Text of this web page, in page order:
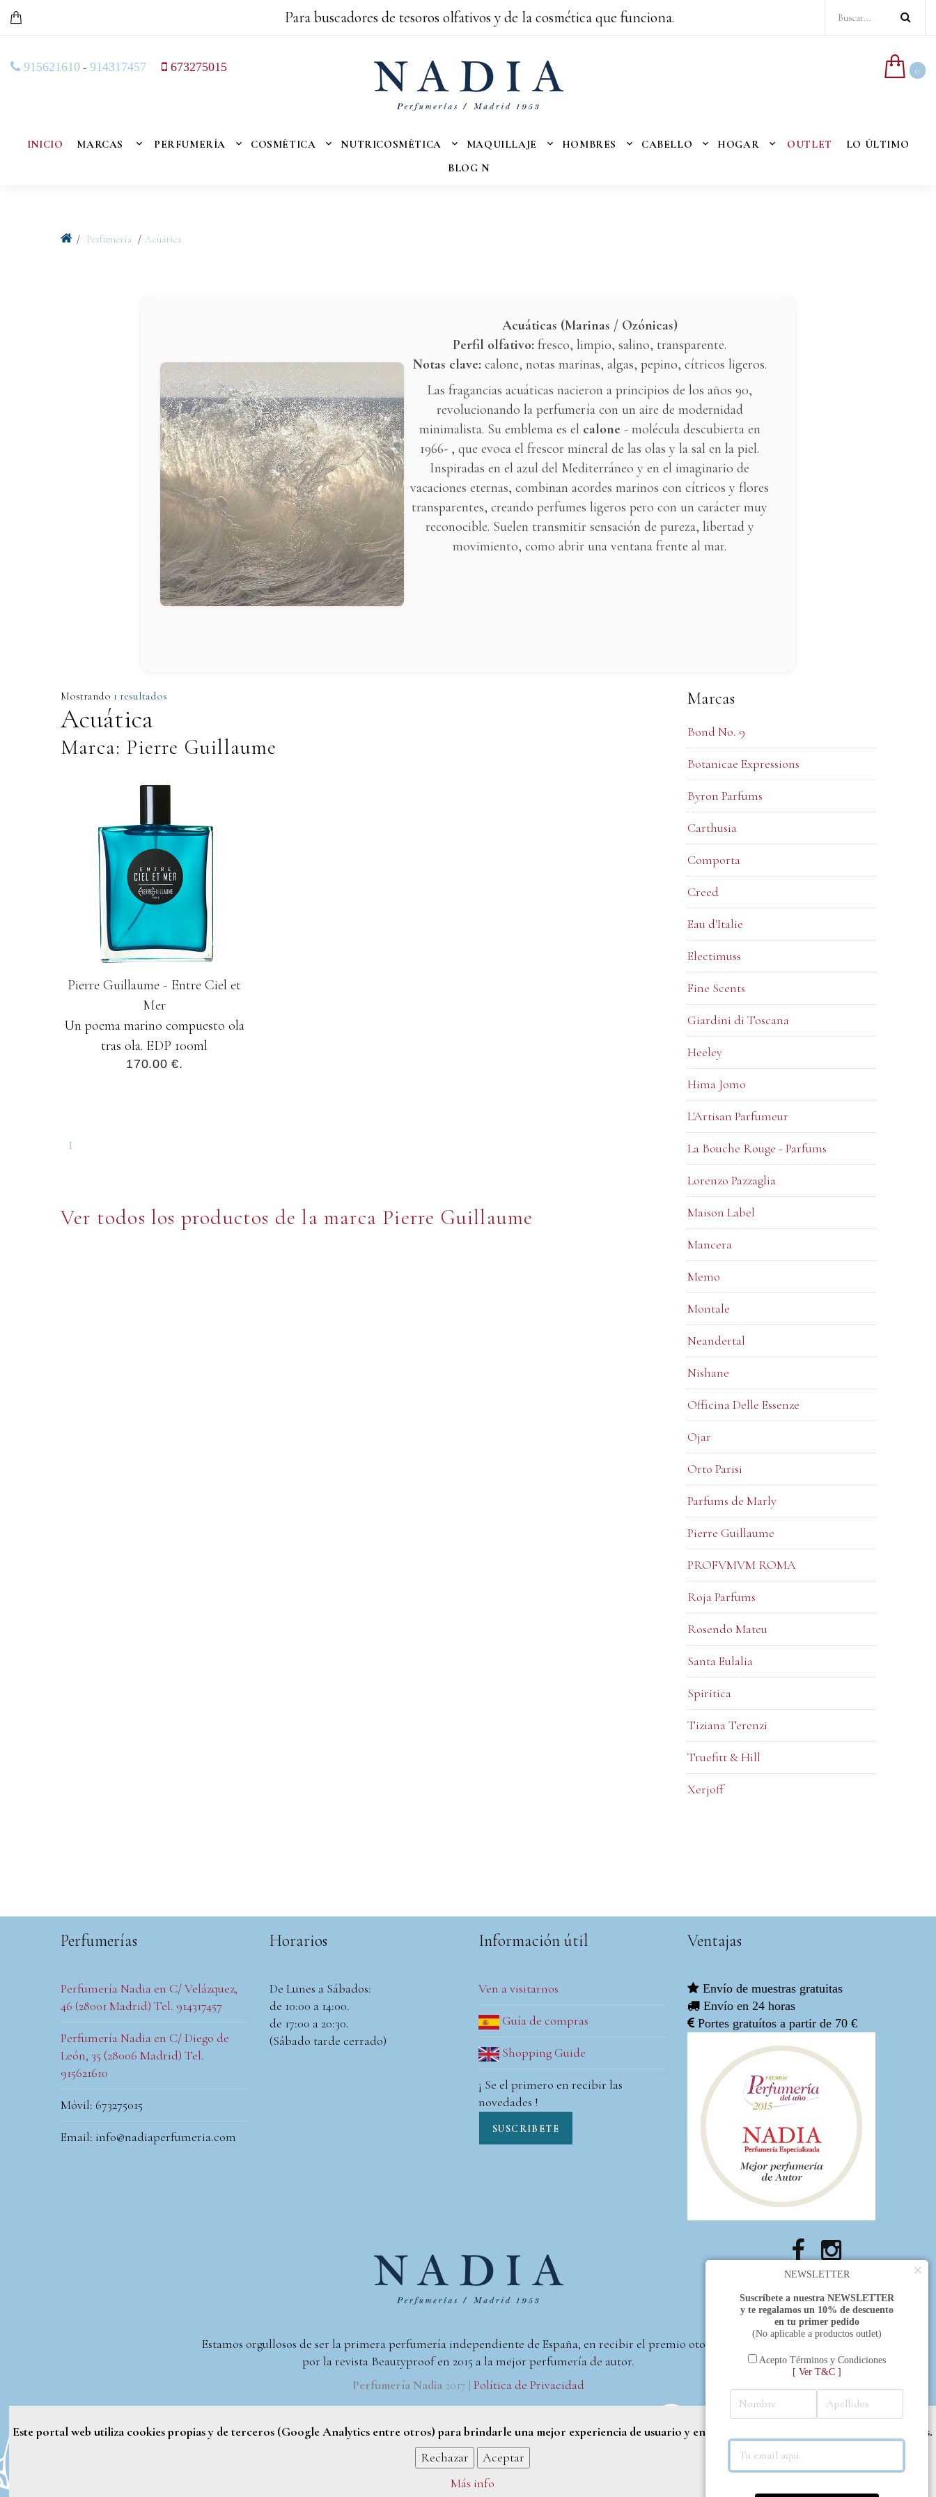
Para buscadores de tesoros olfativos y de la cosmética que funciona.
915621610 - 914317457 673275015 0
INICIO MARCAS PERFUMERÍA COSMÉTICA NUTRICOSMÉTICA MAQUILLAJE HOMBRES CABELLO HOGAR OUTLET
LO ÚLTIMO
BLOG N
Perfumeria Acuática
Acuáticas (Marinas / Ozónicas)
Perfil olfativo: fresco, limpio, salino, transparente.
Notas clave: calone, notas marinas, algas, pepino, cítricos ligeros.
Las fragancias acuáticas nacieron a principios de los años 90,
revolucionando la perfumería con un aire de modernidad
minimalista. Su emblema es el calone - molécula descubierta en
1966- , que evoca el frescor mineral de las olas y la sal en la piel.
Inspiradas en el azul del Mediterráneo y en el imaginario de
vacaciones eternas, combinan acordes marinos con cítricos y flores
transparentes, creando perfumes ligeros pero con un carácter muy
reconocible. Suelen transmitir sensación de pureza, libertad y
movimiento, como abrir una ventana frente al mar.
Mostrando 1 resultados
Acuática
Marca: Pierre Guillaume
Pierre Guillaume - Entre Ciel et
Mer
Un poema marino compuesto ola
tras ola. EDP 100ml
170.00 €.
1
Ver todos los productos de la marca Pierre Guillaume
Marcas
Bond No. 9
Botanicae Expressions
Byron Parfums
Carthusia
Comporta
Creed
Eau d'Italie
Electimuss
Fine Scents
Giardini di Toscana
Heeley
Hima Jomo
L'Artisan Parfumeur
La Bouche Rouge - Parfums
Lorenzo Pazzaglia
Maison Label
Mancera
Memo
Montale
Neandertal
Nishane
Officina Delle Essenze
Ojar
Orto Parisi
Parfums de Marly
Pierre Guillaume
PROFVMVM ROMA
Roja Parfums
Rosendo Mateu
Santa Eulalia
Spiritica
Tiziana Terenzi
Truefitt & Hill
Xerjoff
Horarios
De Lunes a Sábados:
de 10:00 a 14:00.
de 17:00 a 20:30.
(Sábado tarde cerrado)
Información útil
Ven a visitarnos
Guía de compras
Shopping Guide
¡ Se el primero en recibir las
novedades !
SUSCRIBETE
Perfumerías
Perfumería Nadia en C/ Velázquez,
46 (28001 Madrid) Tel. 914317457
Perfumería Nadia en C/ Diego de
León, 35 (28006 Madrid) Tel.
915621610
Móvil: 673275015
Email: info@nadiaperfumeria.com
Ventajas
Envío de muestras gratuitas
Envío en 24 horas
Portes gratuítos a partir de 70 €
Estamos orgullosos de ser la primera perfumería independiente de España, en recibir el premio otorgado
por la revista Beautyproof en 2015 a la mejor perfumería de autor.
Perfumería Nadia2017 | Política de Privacidad
Este portal web utiliza cookies propias y de terceros (Google Analytics entre otros) para brindarle una mejor experiencia de usuario y entregar contenido adaptado a sus necesidades.
Rechazar
Aceptar
Más info
×
NEWSLETTER
Suscríbete a nuestra NEWSLETTER
y te regalamos un 10% de descuento
en tu primer pedido
(No aplicable a productos outlet)
Acepto Términos y Condiciones
[ Ver T&C ]